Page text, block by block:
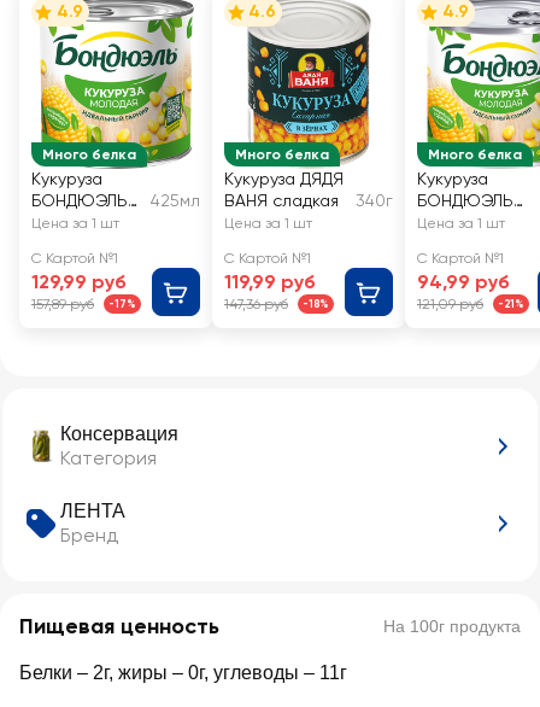
Консервация
Категория
ЛЕНТА
Бренд
Пищевая ценность На 100г продукта
Белки – 2г, жиры – 0г, углеводы – 11г
Много белка
4.9
Кукуруза
БОНДЮЭЛЬ
молодая
425мл
Цена за 1 шт
С Картой №1
129,99 руб
157,89 руб -17%
Много белка
4.6
Кукуруза ДЯДЯ
ВАНЯ сладкая
340г
Цена за 1 шт
С Картой №1
119,99 руб
147,36 руб -18%
Много белка
4.9
Кукуруза
БОНДЮЭЛЬ
молодая
Цена за 1 шт
С Картой №1
94,99 руб
121,09 руб -21%